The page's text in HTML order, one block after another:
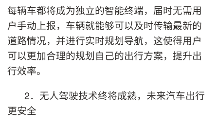
每辆车都将成为独立的智能终端，届时无需用
户手动上报，车辆就能够可以及时传输最新的
道路情况，并进行实时规划导航，这使得用户
可以更加合理的规划自己的出行方案，提升出
行效率。
2．无人驾驶技术终将成熟，未来汽车出行
更安全